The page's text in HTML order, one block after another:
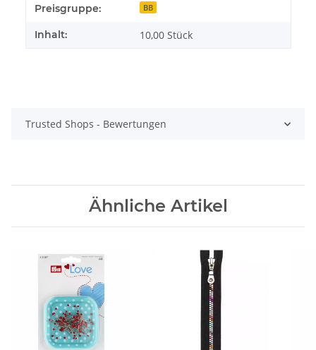
Produkteigenschaft
Wert
Preisgruppe: BB
Inhalt: 10,00 Stück
Trusted Shops - Bewertungen
Ähnliche Artikel